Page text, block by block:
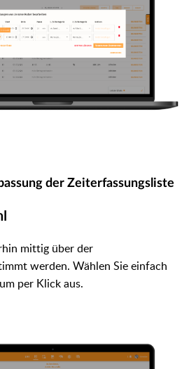
der Zeiterfassungsliste
mittig über der
werden. Wählen Sie einfach
per Klick aus.